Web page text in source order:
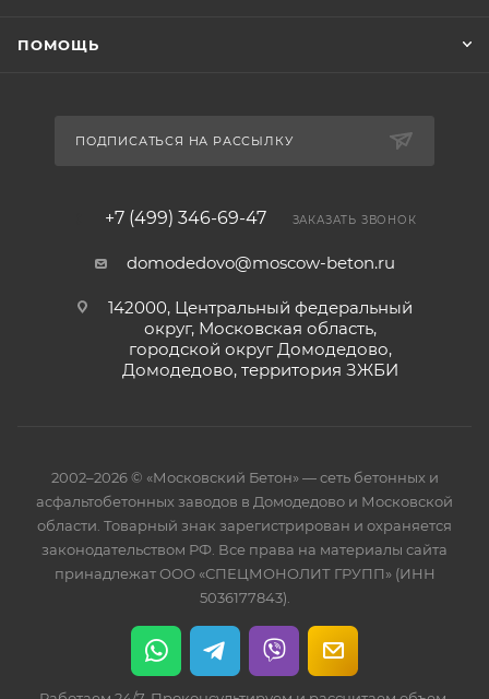
ПОМОЩЬ
ПОДПИСАТЬСЯ НА РАССЫЛКУ
+7 (499) 346-69-47 ЗАКАЗАТЬ ЗВОНОК
domodedovo@moscow-beton.ru
142000, Центральный федеральный
округ, Московская область,
городской округ Домодедово,
Домодедово, территория ЗЖБИ
2002–2026 © «Московский Бетон» — сеть бетонных и
асфальтобетонных заводов в Домодедово и Московской
области. Товарный знак зарегистрирован и охраняется
законодательством РФ. Все права на материалы сайта
принадлежат ООО «СПЕЦМОНОЛИТ ГРУПП» (ИНН
5036177843).